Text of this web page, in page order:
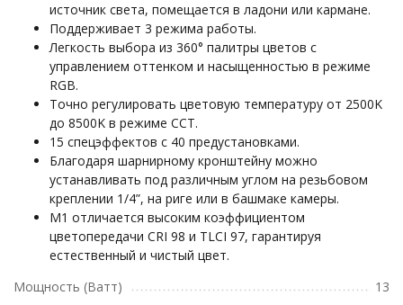
источник света, помещается в ладони или кармане.
Поддерживает 3 режима работы.
Легкость выбора из 360° палитры цветов с
управлением оттенком и насыщенностью в режиме
RGB.
Точно регулировать цветовую температуру от 2500K
до 8500K в режиме CCT.
15 спецэффектов с 40 предустановками.
Благодаря шарнирному кронштейну можно
устанавливать под различным углом на резьбовом
креплении 1/4”, на риге или в башмаке камеры.
M1 отличается высоким коэффициентом
цветопередачи CRI 98 и TLCI 97, гарантируя
естественный и чистый цвет.
Мощность (Ватт)
13